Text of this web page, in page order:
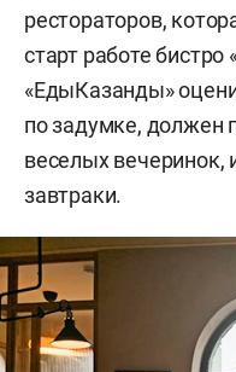
рестораторов,
старт работе бистро
«ЕдыКазанды»
по задумке, должен
веселых вечеринок,
завтраки.